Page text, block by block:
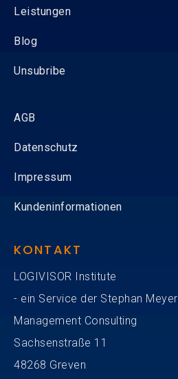
Leistungen
Blog
Unsubribe
AGB
Datenschutz
Impressum
Kundeninformationen
KONTAKT
LOGIVISOR Institute
- ein Service der Stephan Meyer
Management Consulting
Sachsenstraße 11
48268 Greven